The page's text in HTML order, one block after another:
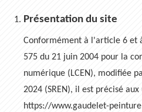
Présentation du site
Conformément à l'article 6 et
575 du 21 juin 2004 pour la
numérique (LCEN), modifiée
2024 (SREN), il est précisé
https://www.gaudelet-